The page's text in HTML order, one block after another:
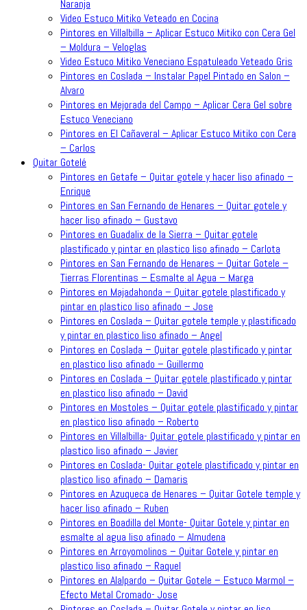
Naranja
Video Estuco Mitiko Veteado en Cocina
Pintores en Villalbilla – Aplicar Estuco Mitiko con Cera Gel
– Moldura – Veloglas
Video Estuco Mitiko Veneciano Espatuleado Veteado Gris
Pintores en Coslada – Instalar Papel Pintado en Salon –
Alvaro
Pintores en Mejorada del Campo – Aplicar Cera Gel sobre
Estuco Veneciano
Pintores en El Cañaveral – Aplicar Estuco Mitiko con Cera
– Carlos
Quitar Gotelé
Pintores en Getafe – Quitar gotele y hacer liso afinado –
Enrique
Pintores en San Fernando de Henares – Quitar gotele y
hacer liso afinado – Gustavo
Pintores en Guadalix de la Sierra – Quitar gotele
plastificado y pintar en plastico liso afinado – Carlota
Pintores en San Fernando de Henares – Quitar Gotele –
Tierras Florentinas – Esmalte al Agua – Marga
Pintores en Majadahonda – Quitar gotele plastificado y
pintar en plastico liso afinado – Jose
Pintores en Coslada – Quitar gotele temple y plastificado
y pintar en plastico liso afinado – Angel
Pintores en Coslada – Quitar gotele plastificado y pintar
en plastico liso afinado – Guillermo
Pintores en Coslada – Quitar gotele plastificado y pintar
en plastico liso afinado – David
Pintores en Mostoles – Quitar gotele plastificado y pintar
en plastico liso afinado – Roberto
Pintores en Villalbilla- Quitar gotele plastificado y pintar en
plastico liso afinado – Javier
Pintores en Coslada- Quitar gotele plastificado y pintar en
plastico liso afinado – Damaris
Pintores en Azuqueca de Henares – Quitar Gotele temple y
hacer liso afinado – Ruben
Pintores en Boadilla del Monte- Quitar Gotele y pintar en
esmalte al agua liso afinado – Almudena
Pintores en Arroyomolinos – Quitar Gotele y pintar en
plastico liso afinado – Raquel
Pintores en Alalpardo – Quitar Gotele – Estuco Marmol –
Efecto Metal Cromado- Jose